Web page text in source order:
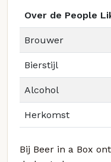
Over de People
Brouwer
Bierstijl
Alcohol
Herkomst
Bij Beer in a Box